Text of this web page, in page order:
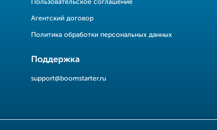
Пользовательское соглашение
Агентский договор
Политика обработки персональных данных
Поддержка
support@boomstarter.ru